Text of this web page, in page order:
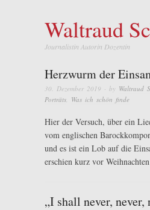
Waltraud
Journalistin Autorin Dozentin
Herzwurm der
30. Dezember 2019 · by Waltraud
Porträts, Was ich schön finde
Hier der Versuch, über ein
vom englischen
und es ist ein Lob auf die
erschien kurz vor
„I shall never, never,